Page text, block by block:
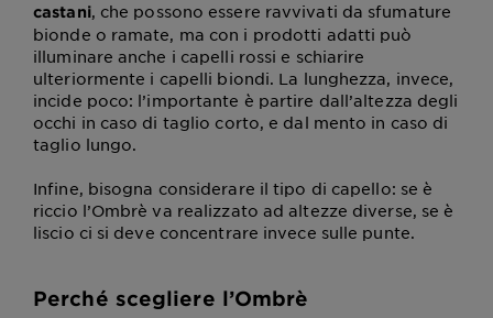
castani, che possono essere ravvivati da sfumature
bionde o ramate, ma con i prodotti adatti può
illuminare anche i capelli rossi e schiarire
ulteriormente i capelli biondi. La lunghezza, invece,
incide poco: l’importante è partire dall’altezza degli
occhi in caso di taglio corto, e dal mento in caso di
taglio lungo.
Infine, bisogna considerare il tipo di capello: se è
riccio l’Ombrè va realizzato ad altezze diverse, se è
liscio ci si deve concentrare invece sulle punte.
Perché scegliere l’Ombrè